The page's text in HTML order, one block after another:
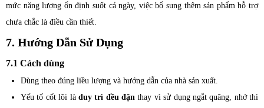
mức năng lượng ổn định suốt cả ngày, việc bổ sung thêm sản phẩm hỗ trợ
chưa chắc là điều cần thiết.
7. Hướng Dẫn Sử Dụng
7.1 Cách dùng
Dùng theo đúng liều lượng và hướng dẫn của nhà sản xuất.
Yếu tố cốt lõi là duy trì đều đặn thay vì sử dụng ngắt quãng, nhớ thì